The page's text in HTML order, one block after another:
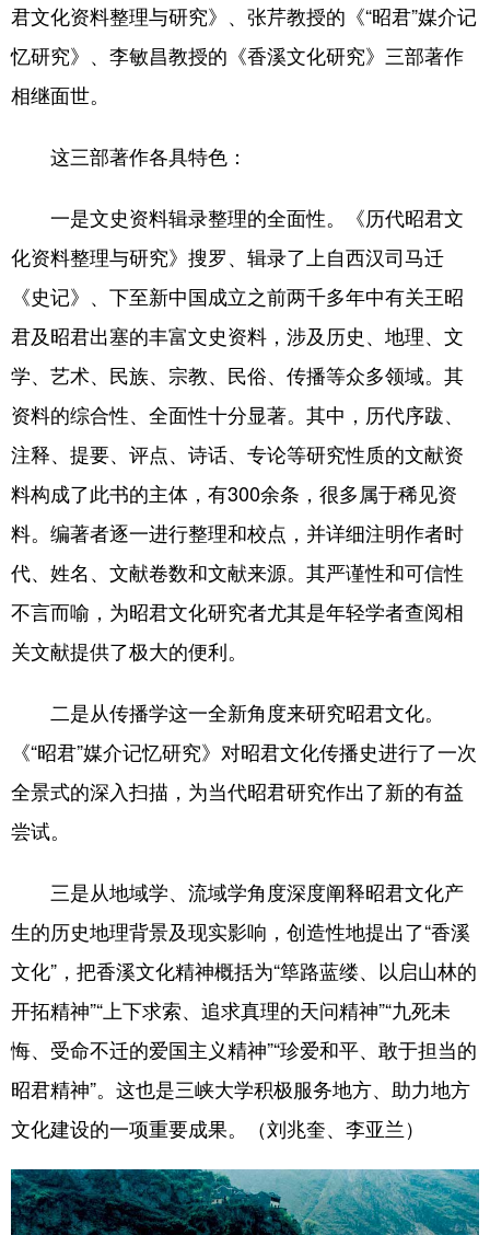
君文化资料整理与研究》、张芹教授的《“昭君”媒介记
忆研究》、李敏昌教授的《香溪文化研究》三部著作
相继面世。
这三部著作各具特色：
一是文史资料辑录整理的全面性。《历代昭君文
化资料整理与研究》搜罗、辑录了上自西汉司马迁
《史记》、下至新中国成立之前两千多年中有关王昭
君及昭君出塞的丰富文史资料，涉及历史、地理、文
学、艺术、民族、宗教、民俗、传播等众多领域。其
资料的综合性、全面性十分显著。其中，历代序跋、
注释、提要、评点、诗话、专论等研究性质的文献资
料构成了此书的主体，有300余条，很多属于稀见资
料。编著者逐一进行整理和校点，并详细注明作者时
代、姓名、文献卷数和文献来源。其严谨性和可信性
不言而喻，为昭君文化研究者尤其是年轻学者查阅相
关文献提供了极大的便利。
二是从传播学这一全新角度来研究昭君文化。
《“昭君”媒介记忆研究》对昭君文化传播史进行了一次
全景式的深入扫描，为当代昭君研究作出了新的有益
尝试。
三是从地域学、流域学角度深度阐释昭君文化产
生的历史地理背景及现实影响，创造性地提出了“香溪
文化”，把香溪文化精神概括为“筚路蓝缕、以启山林的
开拓精神”“上下求索、追求真理的天问精神”“九死未
悔、受命不迁的爱国主义精神”“珍爱和平、敢于担当的
昭君精神”。这也是三峡大学积极服务地方、助力地方
文化建设的一项重要成果。（刘兆奎、李亚兰）